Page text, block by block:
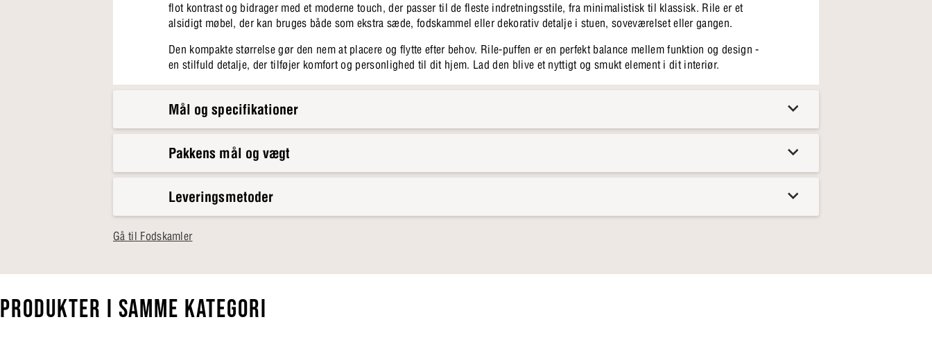
flot kontrast og bidrager med et moderne touch, der passer til de fleste indretningsstile, fra minimalistisk til klassisk. Rile er et
alsidigt møbel, der kan bruges både som ekstra sæde, fodskammel eller dekorativ detalje i stuen, soveværelset eller gangen.
Den kompakte størrelse gør den nem at placere og flytte efter behov. Rile-puffen er en perfekt balance mellem funktion og design -
en stilfuld detalje, der tilføjer komfort og personlighed til dit hjem. Lad den blive et nyttigt og smukt element i dit interiør.
Mål og specifikationer
Pakkens mål og vægt
Leveringsmetoder
Gå til Fodskamler
PRODUKTER I SAMME KATEGORI